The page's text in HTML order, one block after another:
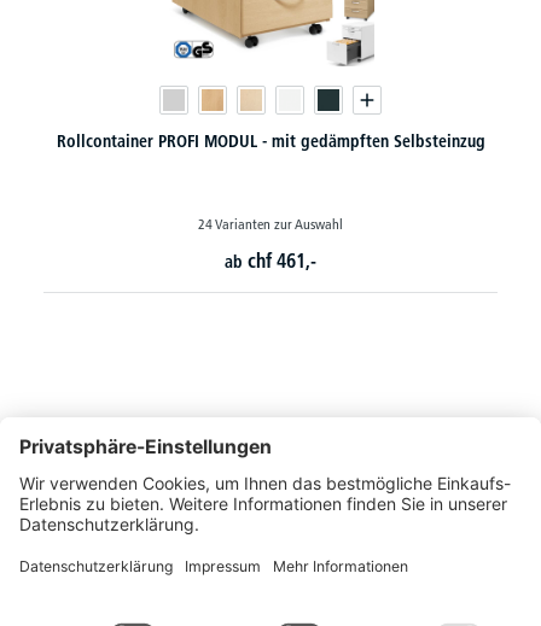
Selbsteinzug Flügeltürenschränke PROFI MODUL
130 Varianten zur Auswahl
Montags bis Freitags von 08:30 - 17:00 Uhr
+41 44 240 / 11 55
+41 44 240 / 11 57
info@office-trade.ch